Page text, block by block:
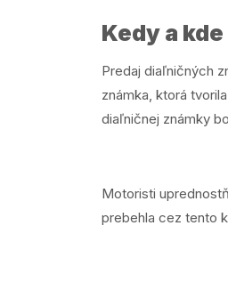
Kedy a
Predaj diaľničných
známka, ktorá
diaľničnej známky
Motoristi
prebehla cez tento